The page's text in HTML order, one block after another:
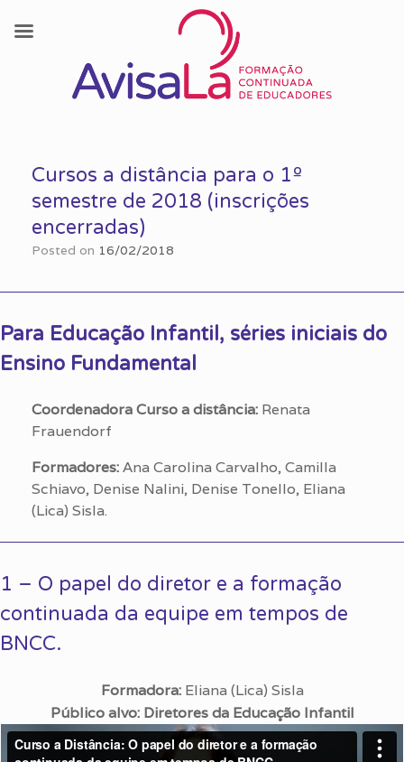
contentCursos a distância para o 1º
semestre de 2018 (inscrições
encerradas)
Posted on 16/02/2018
Para Educação Infantil, séries iniciais do
Ensino Fundamental
Coordenadora Curso a distância: Renata
Frauendorf
Formadores:Ana Carolina Carvalho, Camilla
Schiavo, Denise Nalini, Denise Tonello, Eliana
(Lica) Sisla.
1 – O papel do diretor e a formação
continuada da equipe em tempos de
BNCC.
Formadora:Eliana (Lica) Sisla
Público alvo: Diretores da Educação Infantil